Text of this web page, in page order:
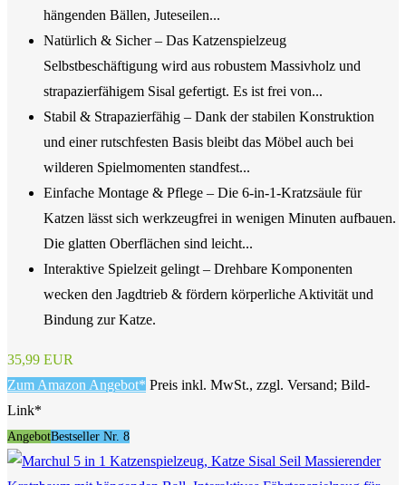
hängenden Bällen, Juteseilen...
Natürlich & Sicher – Das Katzenspielzeug
Selbstbeschäftigung wird aus robustem Massivholz und
strapazierfähigem Sisal gefertigt. Es ist frei von...
Stabil & Strapazierfähig – Dank der stabilen Konstruktion
und einer rutschfesten Basis bleibt das Möbel auch bei
wilderen Spielmomenten standfest...
Einfache Montage & Pflege – Die 6-in-1-Kratzsäule für
Katzen lässt sich werkzeugfrei in wenigen Minuten aufbauen.
Die glatten Oberflächen sind leicht...
Interaktive Spielzeit gelingt – Drehbare Komponenten
wecken den Jagdtrieb & fördern körperliche Aktivität und
Bindung zur Katze.
35,99 EUR
Zum Amazon Angebot* Preis inkl. MwSt., zzgl. Versand; Bild-
Link*
AngebotBestseller Nr. 8